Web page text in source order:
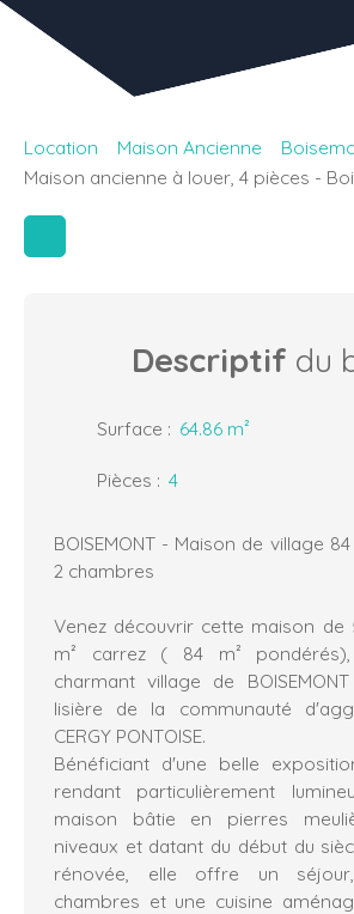
Location Maison Ancienne
Maison ancienne à louer, 4 pièces -
Descriptif du
Surface : 64.86 m²
Pièces : 4
BOISEMONT - Maison de village
2 chambres
Venez découvrir cette maison de
m² carrez ( 84 m²
charmant village de
lisière de la communauté
CERGY PONTOISE.
Bénéficiant d'une belle
rendant particulièrement
maison bâtie en pierres
niveaux et datant du début du
rénovée, elle offre un
chambres et une cuisine